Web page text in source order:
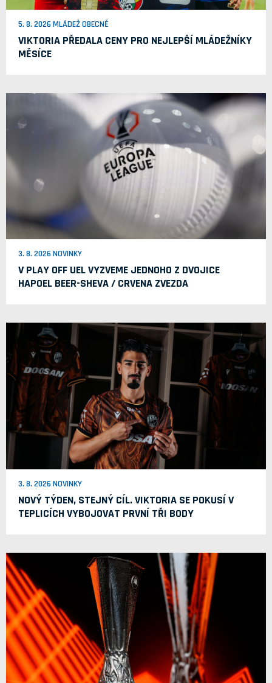
5. 8. 2026 MLÁDEŽ OBECNĚ
VIKTORIA PŘEDALA CENY PRO NEJLEPŠÍ MLÁDEŽNÍKY
MĚSÍCE
3. 8. 2026 NOVINKY
V PLAY OFF UEL VYZVEME JEDNOHO Z DVOJICE
HAPOEL BEER-SHEVA / CRVENA ZVEZDA
3. 8. 2026 NOVINKY
NOVÝ TÝDEN, STEJNÝ CÍL. VIKTORIA SE POKUSÍ V
TEPLICÍCH VYBOJOVAT PRVNÍ TŘI BODY